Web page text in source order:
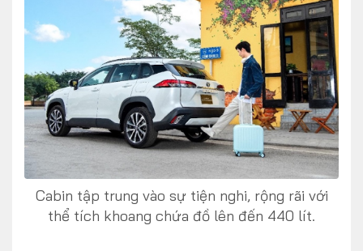
Cabin tập trung vào sự tiện nghi, rộng rãi với
thể tích khoang chứa đồ lên đến 440 lít.